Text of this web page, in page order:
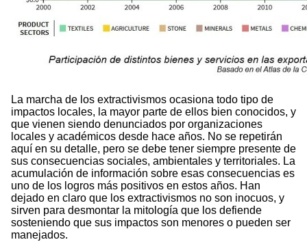
La marcha de los extractivismos ocasiona todo tipo de
impactos locales, la mayor parte de ellos bien conocidos, y
que vienen siendo denunciados por organizaciones
locales y académicos desde hace años. No se repetirán
aquí en su detalle, pero se debe tener siempre presente de
sus consecuencias sociales, ambientales y territoriales. La
acumulación de información sobre esas consecuencias es
uno de los logros más positivos en estos años. Han
dejado en claro que los extractivismos no son inocuos, y
sirven para desmontar la mitología que los defiende
sosteniendo que sus impactos son menores o pueden ser
manejados.